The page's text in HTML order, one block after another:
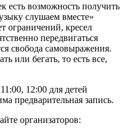
есть возможность получить
слушаем вместе»
ограничений, кресел
передвигаться
свобода самовыражения.
или бегать, то есть все,
12:00 для детей
предварительная запись.
организаторов: